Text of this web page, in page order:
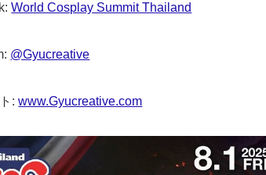
World Cosplay Summit Thailand
@Gyucreative
:www.Gyucreative.com